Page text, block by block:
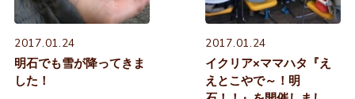
2017.01.24
明石でも雪が降ってきま
した！
2017.01.24
イクリア×ママハタ『え
えとこやで～！明